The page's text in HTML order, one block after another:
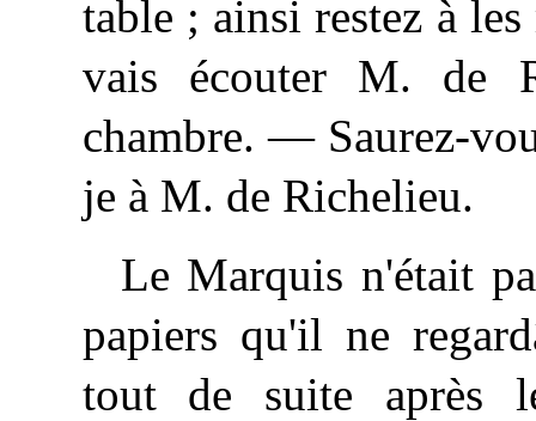
table ; ainsi restez à les
vais écouter M. de
chambre. — Saurez-
je à M. de Richelieu.
Le Marquis n'était
papiers qu'il ne
tout de suite après